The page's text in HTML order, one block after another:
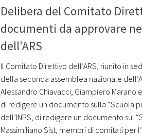
Delibera del Comitato
documenti da approvare
dell'ARS
Il Comitato Direttivo dell’ARS, riunito in
della seconda assemblea nazionale
Alessandro Chiavacci, Giampiero
di redigere un documento sulla “Scuola
dell’INPS, di redigere un documento sul
Massimiliano Sist, membri di comitati per